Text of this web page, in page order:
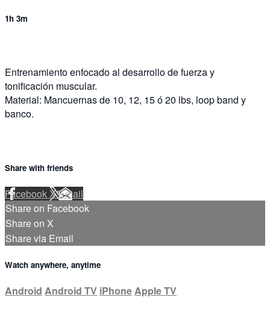
1h 3m
Entrenamiento enfocado al desarrollo de fuerza y
tonificación muscular.
Material: Mancuernas de 10, 12, 15 ó 20 lbs, loop band y
banco.
Share with friends
FacebookXEmail
Share on Facebook
Share on X
Share via Email
Watch anywhere, anytime
Android Android TV iPhoneApple TV